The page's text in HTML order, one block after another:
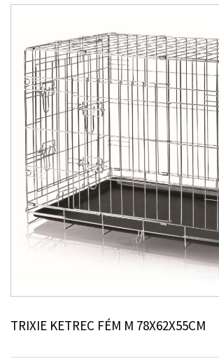
TRIXIE KETREC FÉM M 78X62X55CM